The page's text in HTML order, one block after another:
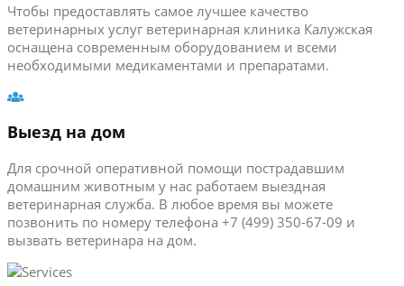
Чтобы предоставлять самое лучшее качество
ветеринарных услуг ветеринарная клиника Калужская
оснащена современным оборудованием и всеми
необходимыми медикаментами и препаратами.
Выезд на дом
Для срочной оперативной помощи пострадавшим
домашним животным у нас работаем выездная
ветеринарная служба. В любое время вы можете
позвонить по номеру телефона +7 (499) 350-67-09 и
вызвать ветеринара на дом.